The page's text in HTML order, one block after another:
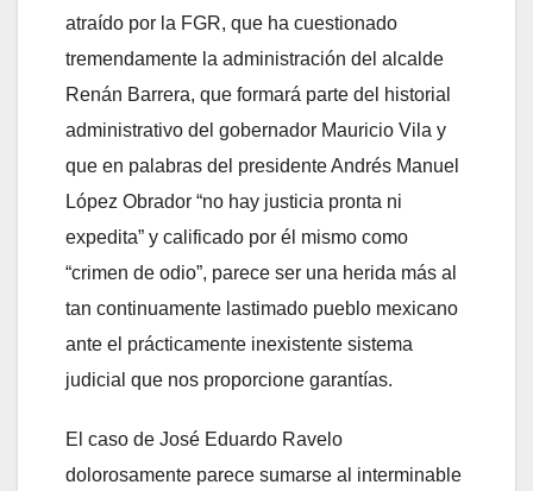
atraído por la FGR, que ha cuestionado
tremendamente la administración del alcalde
Renán Barrera, que formará parte del historial
administrativo del gobernador Mauricio Vila y
que en palabras del presidente Andrés Manuel
López Obrador “no hay justicia pronta ni
expedita” y calificado por él mismo como
“crimen de odio”, parece ser una herida más al
tan continuamente lastimado pueblo mexicano
ante el prácticamente inexistente sistema
judicial que nos proporcione garantías.
El caso de José Eduardo Ravelo
dolorosamente parece sumarse al interminable